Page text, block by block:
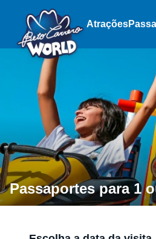
Atrações
Passaportes para 1